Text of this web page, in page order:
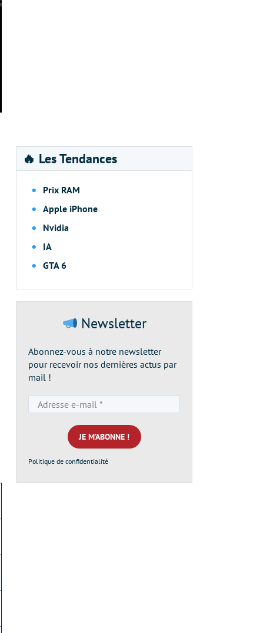
🔥 Les Tendances
Prix RAM
Apple iPhone
Nvidia
IA
GTA 6
Newsletter
Abonnez-vous à notre newsletter
pour recevoir nos dernières actus par
mail !
e-
mail
*
Politique de confidentialité